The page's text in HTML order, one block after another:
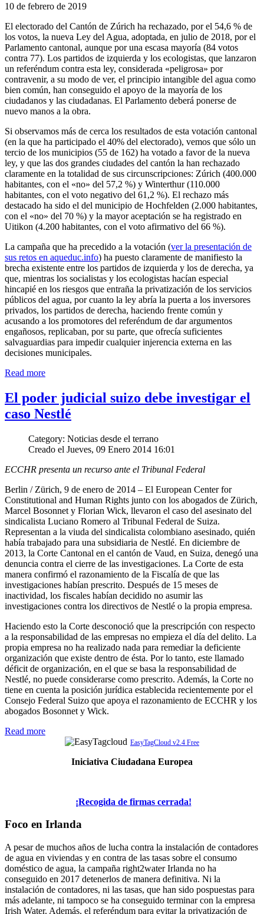
10 de febrero de 2019
El electorado del Cantón de Zúrich ha rechazado, por el 54,6 % de
los votos, la nueva Ley del Agua, adoptada, en julio de 2018, por el
Parlamento cantonal, aunque por una escasa mayoría (84 votos
contra 77). Los partidos de izquierda y los ecologistas, que lanzaron
un referéndum contra esta ley, considerada «peligrosa» por
contravenir, a su modo de ver, el principio intangible del agua como
bien común, han conseguido el apoyo de la mayoría de los
ciudadanos y las ciudadanas. El Parlamento deberá ponerse de
nuevo manos a la obra.
Si observamos más de cerca los resultados de esta votación cantonal
(en la que ha participado el 40% del electorado), vemos que sólo un
tercio de los municipios (55 de 162) ha votado a favor de la nueva
ley, y que las dos grandes ciudades del cantón la han rechazado
claramente en la totalidad de sus circunscripciones: Zúrich (400.000
habitantes, con el «no» del 57,2 %) y Winterthur (110.000
habitantes, con el voto negativo del 61,2 %). El rechazo más
destacado ha sido el del municipio de Hochfelden (2.000 habitantes,
con el «no» del 70 %) y la mayor aceptación se ha registrado en
Uitikon (4.200 habitantes, con el voto afirmativo del 66 %).
La campaña que ha precedido a la votación (ver la presentación de
sus retos en aqueduc.info) ha puesto claramente de manifiesto la
brecha existente entre los partidos de izquierda y los de derecha, ya
que, mientras los socialistas y los ecologistas hacían especial
hincapié en los riesgos que entraña la privatización de los servicios
públicos del agua, por cuanto la ley abría la puerta a los inversores
privados, los partidos de derecha, haciendo frente común y
acusando a los promotores del referéndum de dar argumentos
engañosos, replicaban, por su parte, que ofrecía suficientes
salvaguardias para impedir cualquier injerencia externa en las
decisiones municipales.
Read more
El poder judicial suizo debe investigar el
caso Nestlé
Category: Noticias desde el terrano
Creado el Jueves, 09 Enero 2014 16:01
ECCHR presenta un recurso ante el Tribunal Federal
Berlin / Zürich, 9 de enero de 2014 – El European Center for
Constitutional and Human Rights junto con los abogados de Zürich,
Marcel Bosonnet y Florian Wick, llevaron el caso del asesinato del
sindicalista Luciano Romero al Tribunal Federal de Suiza.
Representan a la viuda del sindicalista colombiano asesinado, quién
había trabajado para una subsidiaria de Nestlé. En diciembre de
2013, la Corte Cantonal en el cantón de Vaud, en Suiza, denegó una
denuncia contra el cierre de las investigaciones. La Corte de esta
manera confirmó el razonamiento de la Fiscalía de que las
investigaciones habían prescrito. Después de 15 meses de
inactividad, los fiscales habían decidido no asumir las
investigaciones contra los directivos de Nestlé o la propia empresa.
Haciendo esto la Corte desconoció que la prescripción con respecto
a la responsabilidad de las empresas no empieza el día del delito. La
propia empresa no ha realizado nada para remediar la deficiente
organización que existe dentro de ésta. Por lo tanto, este llamado
déficit de organización, en el que se basa la responsabilidad de
Nestlé, no puede considerarse como prescrito. Además, la Corte no
tiene en cuenta la posición jurídica establecida recientemente por el
Consejo Federal Suizo que apoya el razonamiento de ECCHR y los
abogados Bosonnet y Wick.
Read more
EasyTagCloud v2.4 Free
Iniciativa Ciudadana Europea
¡Recogida de firmas cerrada!
Foco en Irlanda
A pesar de muchos años de lucha contra la instalación de contadores
de agua en viviendas y en contra de las tasas sobre el consumo
doméstico de agua, la campaña right2water Irlanda no ha
conseguido en 2017 detenerlos de manera definitiva. Ni la
instalación de contadores, ni las tasas, que han sido pospuestas para
más adelante, ni tampoco se ha conseguido terminar con la empresa
Irish Water. Además, el referéndum para evitar la privatización de